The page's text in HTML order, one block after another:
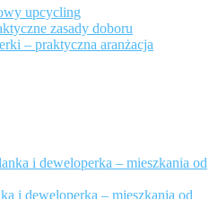
upcycling
zasady doboru
– praktyczna aranżacja
i deweloperka – mieszkania od